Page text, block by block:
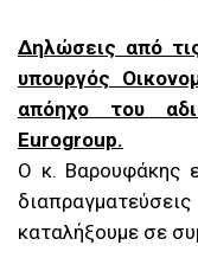
Δηλώσεις από
υπουργός
απόηχο του
Eurogroup​.
Ο κ. Βαρουφάκης
καταλήξουμε σε